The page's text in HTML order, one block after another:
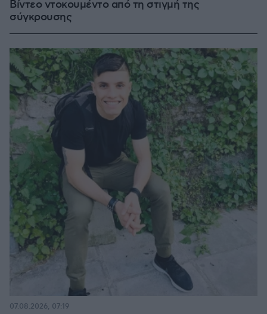
Βίντεο ντοκουμέντο από τη στιγμή της
σύγκρουσης
07.08.2026, 07:19